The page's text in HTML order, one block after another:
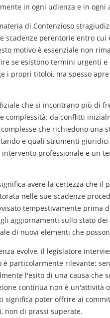
in ogni udienza e in ogni
di Contenzioso
scadenze perentorie entro
motivo è essenziale non
se esistono termini urgenti
i propri titoloi, ma spesso
che si incontrano più di
complessità: da conflitti
che richiedono una
e quali strumenti
professionale e un
avere la certezza che il
nelle sue scadenze
tempestivamente prima
aggiornamenti sullo stato
di nuovi elementi che
evolve, il legislatore
particolarmente rilevante:
l'esito di una causa che
continua non è un'attività
significa poter offrire ai
non di prassi superate.